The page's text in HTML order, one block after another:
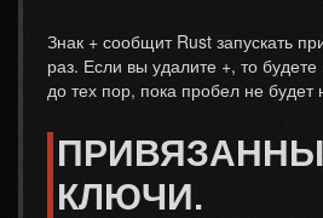
Знак + сообщит Rust запускать
раз. Если вы удалите +, то
до тех пор, пока пробел не будет
КЛЮЧИ.